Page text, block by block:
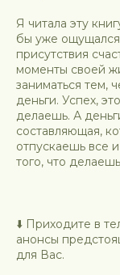
Я читала эту
бы уже
присутствия
моменты своей
заниматься тем,
деньги. Успех,
делаешь. А
составляющая,
отпускаешь все
того, что
⬇️ Приходите в
анонсы
для Вас.